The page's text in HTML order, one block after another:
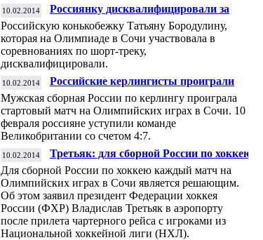
10.02.2014
Россиянку дисквалифицировали за
фальстарт на олимпийских соревнованиях
по шорт-треку
Российскую конькобежку Татьяну Бородулину,
которая на Олимпиаде в Сочи участвовала в
соревнованиях по шорт-треку,
дисквалифицировали.
10.02.2014
Российские керлингисты проиграли
первый матч на Олимпиаде
Мужская сборная России по керлингу проиграла
стартовый матч на Олимпийских играх в Сочи. 10
февраля россияне уступили команде
Великобритании со счетом 4:7.
10.02.2014
Третьяк: для сборной России по хоккею
каждый матч на Олимпиаде - решающий
Для сборной России по хоккею каждый матч на
Олимпийских играх в Сочи является решающим.
Об этом заявил президент Федерации хоккея
России (ФХР) Владислав Третьяк в аэропорту
после прилета чартерного рейса с игроками из
Национальной хоккейной лиги (НХЛ).